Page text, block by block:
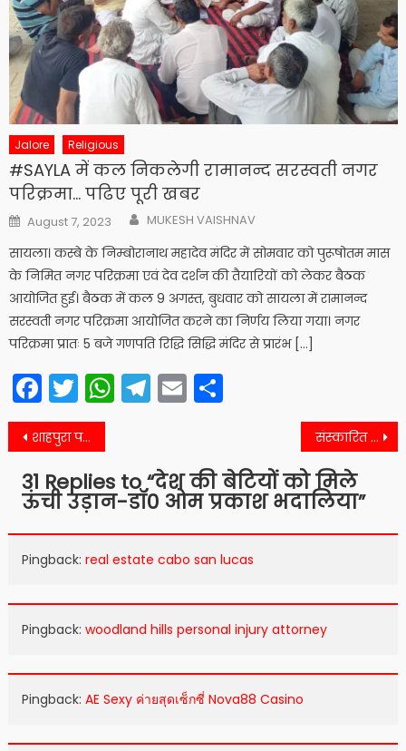
Jalore Religious
#SAYLA में कल निकलेगी रामानन्द सरस्वती नगर
परिक्रमा… पढिए पूरी खबर
Posted
on
August 7, 2023 Author
MUKESH VAISHNAV
सायला। कस्बे के निम्बोरानाथ महादेव मंदिर में सोमवार को पुरूषोतम मास
के निमित नगर परिक्रमा एवं देव दर्शन की तैयारियों को लेकर बैठक
आयोजित हुई। बैठक में कल 9 अगस्त, बुधवार को सायला में रामानन्द
सरस्वती नगर परिक्रमा आयोजित करने का निर्णय लिया गया। नगर
परिक्रमा प्रातः 5 बजे गणपति रिद्धि सिद्धि मंदिर से प्रारंभ […]
Facebook
Twitter
WhatsApp
Telegram
Email
Post
navigation
शाहपुरा परिवहन विभाग की बड़ी कार्रवाई संस्कारित शिक्षा पर ध्यान दें शिक्षक -राजकुमार देवायुष
31 Replies to “देश की बेटियों को मिले
ऊंची उड़ान-डॉ0 ओम प्रकाश भदालिया”
Pingback: real estate cabo san lucas
Pingback: woodland hills personal injury attorney
Pingback: AE Sexy ค่ายสุดเซ็กซี่ Nova88 Casino